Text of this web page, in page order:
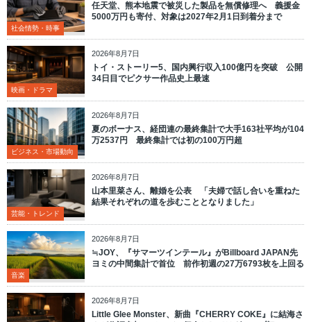
社会情勢・時事
任天堂、熊本地震で被災した製品を無償修理へ 義援金
5000万円も寄付、対象は2027年2月1日到着分まで
2026年8月7日
映画・ドラマ
トイ・ストーリー5、国内興行収入100億円を突破 公開
34日目でピクサー作品史上最速
2026年8月7日
ビジネス・市場動向
夏のボーナス、経団連の最終集計で大手163社平均が104
万2537円 最終集計では初の100万円超
2026年8月7日
芸能・トレンド
山本里菜さん、離婚を公表 「夫婦で話し合いを重ねた
結果それぞれの道を歩むこととなりました」
2026年8月7日
音楽
≒JOY、『サマーツインテール』がBillboard JAPAN先
ヨミの中間集計で首位 前作初週の27万6793枚を上回る
2026年8月7日
Little Glee Monster、新曲『CHERRY COKE』に結海さ